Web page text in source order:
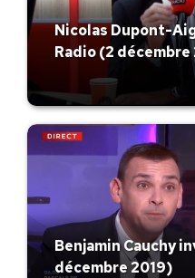
Nicolas Dupont-
Radio (2 décembre
Benjamin Cauchy
décembre 2019)